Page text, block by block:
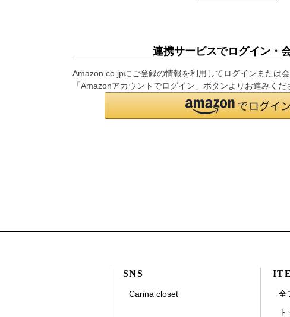
連携サービスでログイン・
Amazon.co.jpにご登録の情報を利用してログインまたは
「Amazonアカウントでログイン」ボタンよりお進みくだ
SNS
Carina closet
全